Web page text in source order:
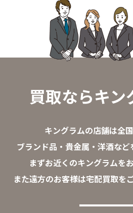
買取ならキン
キングラムの店舗は全
ブランド品・貴金属・洋酒など
まずお近くのキングラムを
また遠方のお客様は宅配買取を